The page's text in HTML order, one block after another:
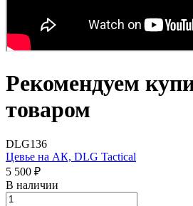
Рекомендуем
товаром
DLG136
Цевье на АК, DLG Tactical
5 500 ₽
В наличии